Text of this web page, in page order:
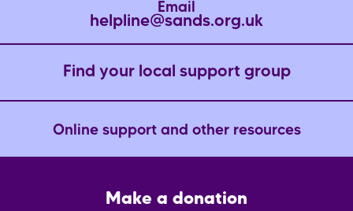
Email
helpline@sands.org.uk
Find your local support group
Online support and other resources
Make a donation